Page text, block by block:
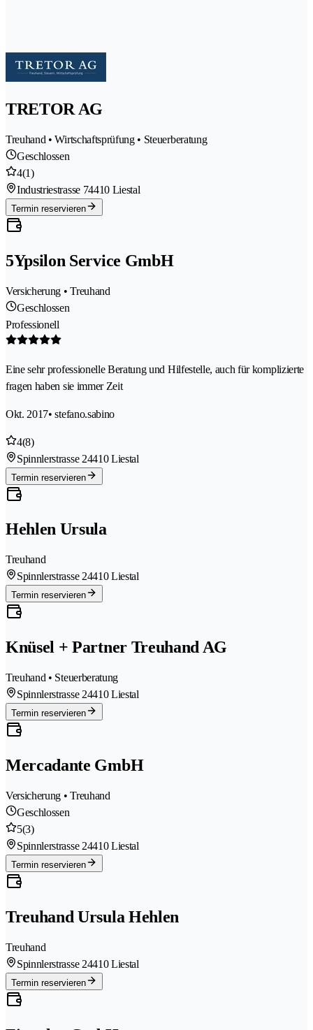
TRETOR AG
Treuhand • Wirtschaftsprüfung • Steuerberatung
Geschlossen
4(1)
Industriestrasse 74410 Liestal
Termin reservieren
5Ypsilon Service GmbH
Versicherung • Treuhand
Geschlossen
Professionell
Eine sehr professionelle Beratung und Hilfestelle, auch für komplizierte
fragen haben sie immer Zeit
Okt. 2017• stefano.sabino
4(8)
Spinnlerstrasse 24410 Liestal
Termin reservieren
Hehlen Ursula
Treuhand
Spinnlerstrasse 24410 Liestal
Termin reservieren
Knüsel + Partner Treuhand AG
Treuhand • Steuerberatung
Spinnlerstrasse 24410 Liestal
Termin reservieren
Mercadante GmbH
Versicherung • Treuhand
Geschlossen
5(3)
Spinnlerstrasse 24410 Liestal
Termin reservieren
Treuhand Ursula Hehlen
Treuhand
Spinnlerstrasse 24410 Liestal
Termin reservieren